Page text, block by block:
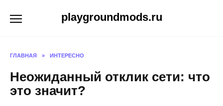
playgroundmods.ru
ГЛАВНАЯ » ИНТЕРЕСНО
Неожиданный отклик сети: что
это значит?